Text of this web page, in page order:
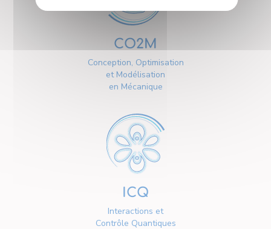
CO2M
Conception, Optimisation
et Modélisation
en Mécanique
ICQ
Interactions et
Contrôle Quantiques